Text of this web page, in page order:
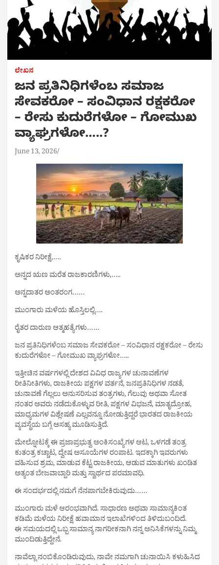
ಲೇಖನ
ಜನ ಪ್ರತಿನಿಧಿಗಳೆಂಬ ಸಮಾಜ
ಸೇವಕರೋ – ಸಂವಿಧಾನ ರಕ್ಷಕರೋ
– ರೇಸು ಕುದುರೆಗಳೋ – ಗೋಮುಖ
ವ್ಯಾಘ್ರಗಳೋ…..?
June 13, 2026
ಕೃಷಿಕರ ನಿರೀಕ್ಷೆ,….
ಅನ್ನದ ಋಣ ಮರೆತ ರಾಜಕಾರಣಿಗಳು,…..
ಅನ್ನದಾತರ ಅಂತರಂಗ……
ಮುಂಗಾರು ಮಳೆಯ ಹೊಸ್ತಿಲಲ್ಲಿ….
ರೈತರ ದಾರುಣ ಆತ್ಮಹತ್ಯೆಗಳು……
ಜನ ಪ್ರತಿನಿಧಿಗಳೆಂಬ ಸಮಾಜ ಸೇವಕರೋ – ಸಂವಿಧಾನ ರಕ್ಷಕರೋ – ರೇಸು
ಕುದುರೆಗಳೋ – ಗೋಮುಖ ವ್ಯಾಘ್ರಗಳೋ…..
ಇತ್ತೀಚಿನ ವರ್ಷಗಳಲ್ಲಿ ದೇಶದ ವಿವಿಧ ರಾಜ್ಯಗಳ ಚುನಾವಣೆಗಳ
ರೀತಿನೀತಿಗಳು, ರಾಜಕೀಯ ಪಕ್ಷಗಳ ವರ್ತನೆ, ಜನಪ್ರತಿನಿಧಿಗಳ ನಡತೆ,
ಚುನಾವಣೆ ಗೆಲ್ಲಲು ಅನುಸರಿಸುವ ತಂತ್ರಗಳು, ಗೆಲುವು ಅಥವಾ ಸೋತ
ನಂತರ ಅವರು ನಡೆದುಕೊಳ್ಳುವ ರೀತಿ, ಪಕ್ಷಗಳ ವಿಭಜನೆ, ಮಾತೃದ್ರೋಹ,
ಮಾಧ್ಯಮಗಳ ವಿಶ್ಲೇಷಣೆ ಎಲ್ಲವನ್ನೂ ನೋಡುತ್ತಿದ್ದರೆ ಭಾರತದ ರಾಜಕೀಯ
ವ್ಯವಸ್ಥೆಯ ಬಗ್ಗೆ ಅಸಹ್ಯ ಮೂಡಿಸುತ್ತಿದೆ.
ಮೇಲ್ನೋಟಕ್ಕೆ ಈ ಪ್ರಜಾಪ್ರಭುತ್ವ ಅಂಕಿಸಂಖ್ಯೆಗಳ ಆಟ, ಒಳಗಡೆ ತಂತ್ರ
ಕುತಂತ್ರ ಕಚ್ಚಾಟ, ದ್ವೇಷ ಅಸೂಯೆಗಳ ರಂಪಾಟ. ಇದಕ್ಕಾಗಿ ಇವರುಗಳು
ವಹಿಸುವ ಶ್ರಮ, ಮಾಡುವ ಕೆಟ್ಟ ರಾಜಕೀಯ, ಆಡುವ ಮಾತುಗಳು ಖಂಡಿತ
ಅತ್ಯಂತ ಬೇಜವಾಬ್ದಾರಿ ಮತ್ತು ಸ್ವಾರ್ಥದ ಪರಮಾವಧಿ.
ಈ ಸಂದರ್ಭದಲ್ಲಿ ನಮಗೆ ನೆನಪಾಗಬೇಕಿರುವುದು……
ಮುಂಗಾರು ಮಳೆ ಆರಂಭವಾಗಿದೆ. ಸಾಧಾರಣ ಅಥವಾ ಸಾಮಾನ್ಯಕಿಂತ
ಕಡಿಮೆ ಮಳೆಯ ನಿರೀಕ್ಷೆ ಹವಾಮಾನ ಇಲಾಖೆಗಳಿಂದ ತಿಳಿದುಬಂದಿದೆ.
ಈ ಸಮಯದಲ್ಲಿ ಒಬ್ಬ ಸಾಮಾನ್ಯ ನಾಗರೀಕನಾಗಿ ನನ್ನ ಅನಿಸಿಕೆಗಳನ್ನು ನಿಮ್ಮ
ಮುಂದಿಡುತ್ತಿದ್ದೇನೆ.
ನಾವೆಲ್ಲಾ ನಂಬಿಕೊಂಡಿರುವುದು, ನಾವೇ ನಮಗಾಗಿ ಚುನಾಯಿಸಿ ಕಳುಹಿಸಿದ